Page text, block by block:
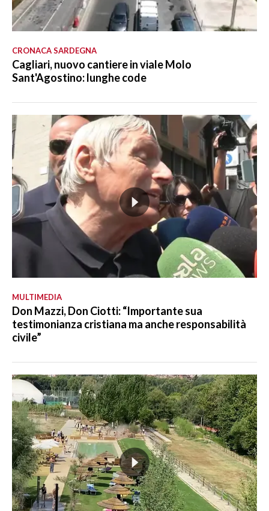
CRONACA SARDEGNA
Cagliari, nuovo cantiere in viale Molo
Sant'Agostino: lunghe code
MULTIMEDIA
Don Mazzi, Don Ciotti: “Importante sua
testimonianza cristiana ma anche responsabilità
civile”